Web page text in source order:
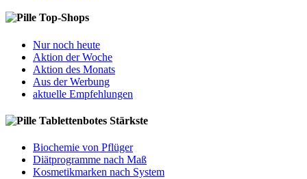
Top-Shops
Nur noch heute
Aktion der Woche
Aktion des Monats
Aus der Werbung
aktuelle Empfehlungen
Tablettenbotes Stärkste
Biochemie von Pflüger
Diätprogramme nach Maß
Kosmetikmarken nach System